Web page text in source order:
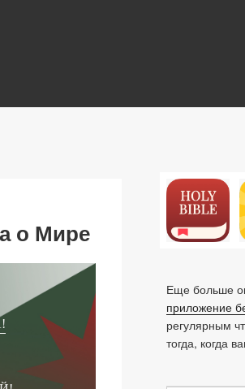
о Мире
Еще больше
приложение
регулярным
тогда, когда